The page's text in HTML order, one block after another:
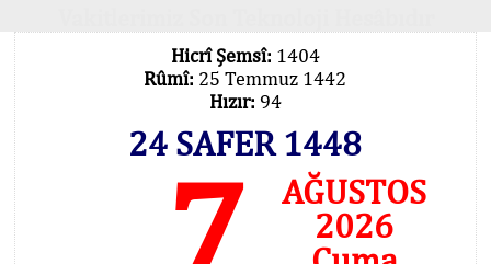
Hicrî Şemsî: 1404
Rûmî: 25 Temmuz 1442
Hızır: 94
24 SAFER 1448
AĞUSTOS
2026